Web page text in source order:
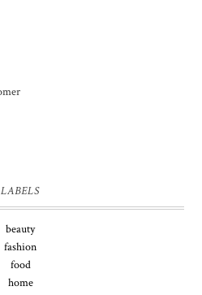
LABELS
beauty
fashion
food
home